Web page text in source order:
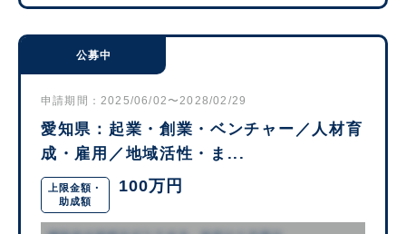
公募中
申請期間：2025/06/02〜2028/02/29
愛知県：起業・創業・ベンチャー／人材育
成・雇用／地域活性・ま...
上限金額・
助成額
100万円